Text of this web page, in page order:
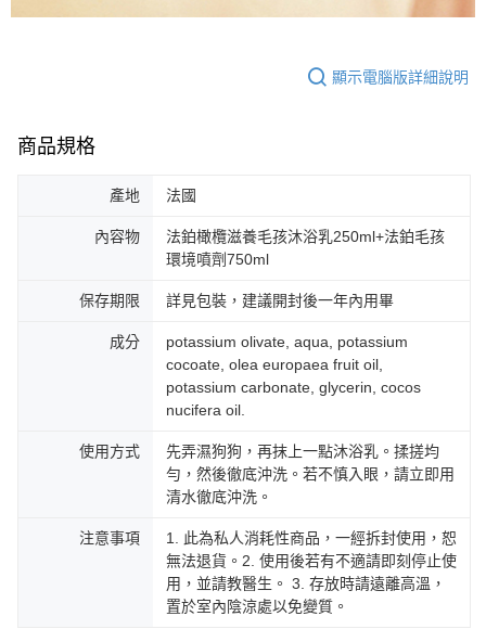
顯示電腦版詳細說明
商品規格
產地 法國
內容物
法鉑橄欖滋養毛孩沐浴乳250ml+法鉑毛孩
環境噴劑750ml
保存期限 詳見包裝，建議開封後一年內用畢
成分
potassium olivate, aqua, potassium
cocoate, olea europaea fruit oil,
potassium carbonate, glycerin, cocos
nucifera oil.
使用方式
先弄濕狗狗，再抹上一點沐浴乳。揉搓均
勻，然後徹底沖洗。若不慎入眼，請立即用
清水徹底沖洗。
注意事項
1. 此為私人消耗性商品，一經拆封使用，恕
無法退貨。2. 使用後若有不適請即刻停止使
用，並請教醫生。 3. 存放時請遠離高溫，
置於室內陰涼處以免變質。